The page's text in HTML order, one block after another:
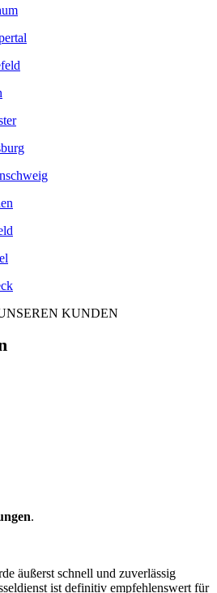
KUNDEN
.
äußerst schnell und zuverlässig
ist definitiv empfehlenswert für